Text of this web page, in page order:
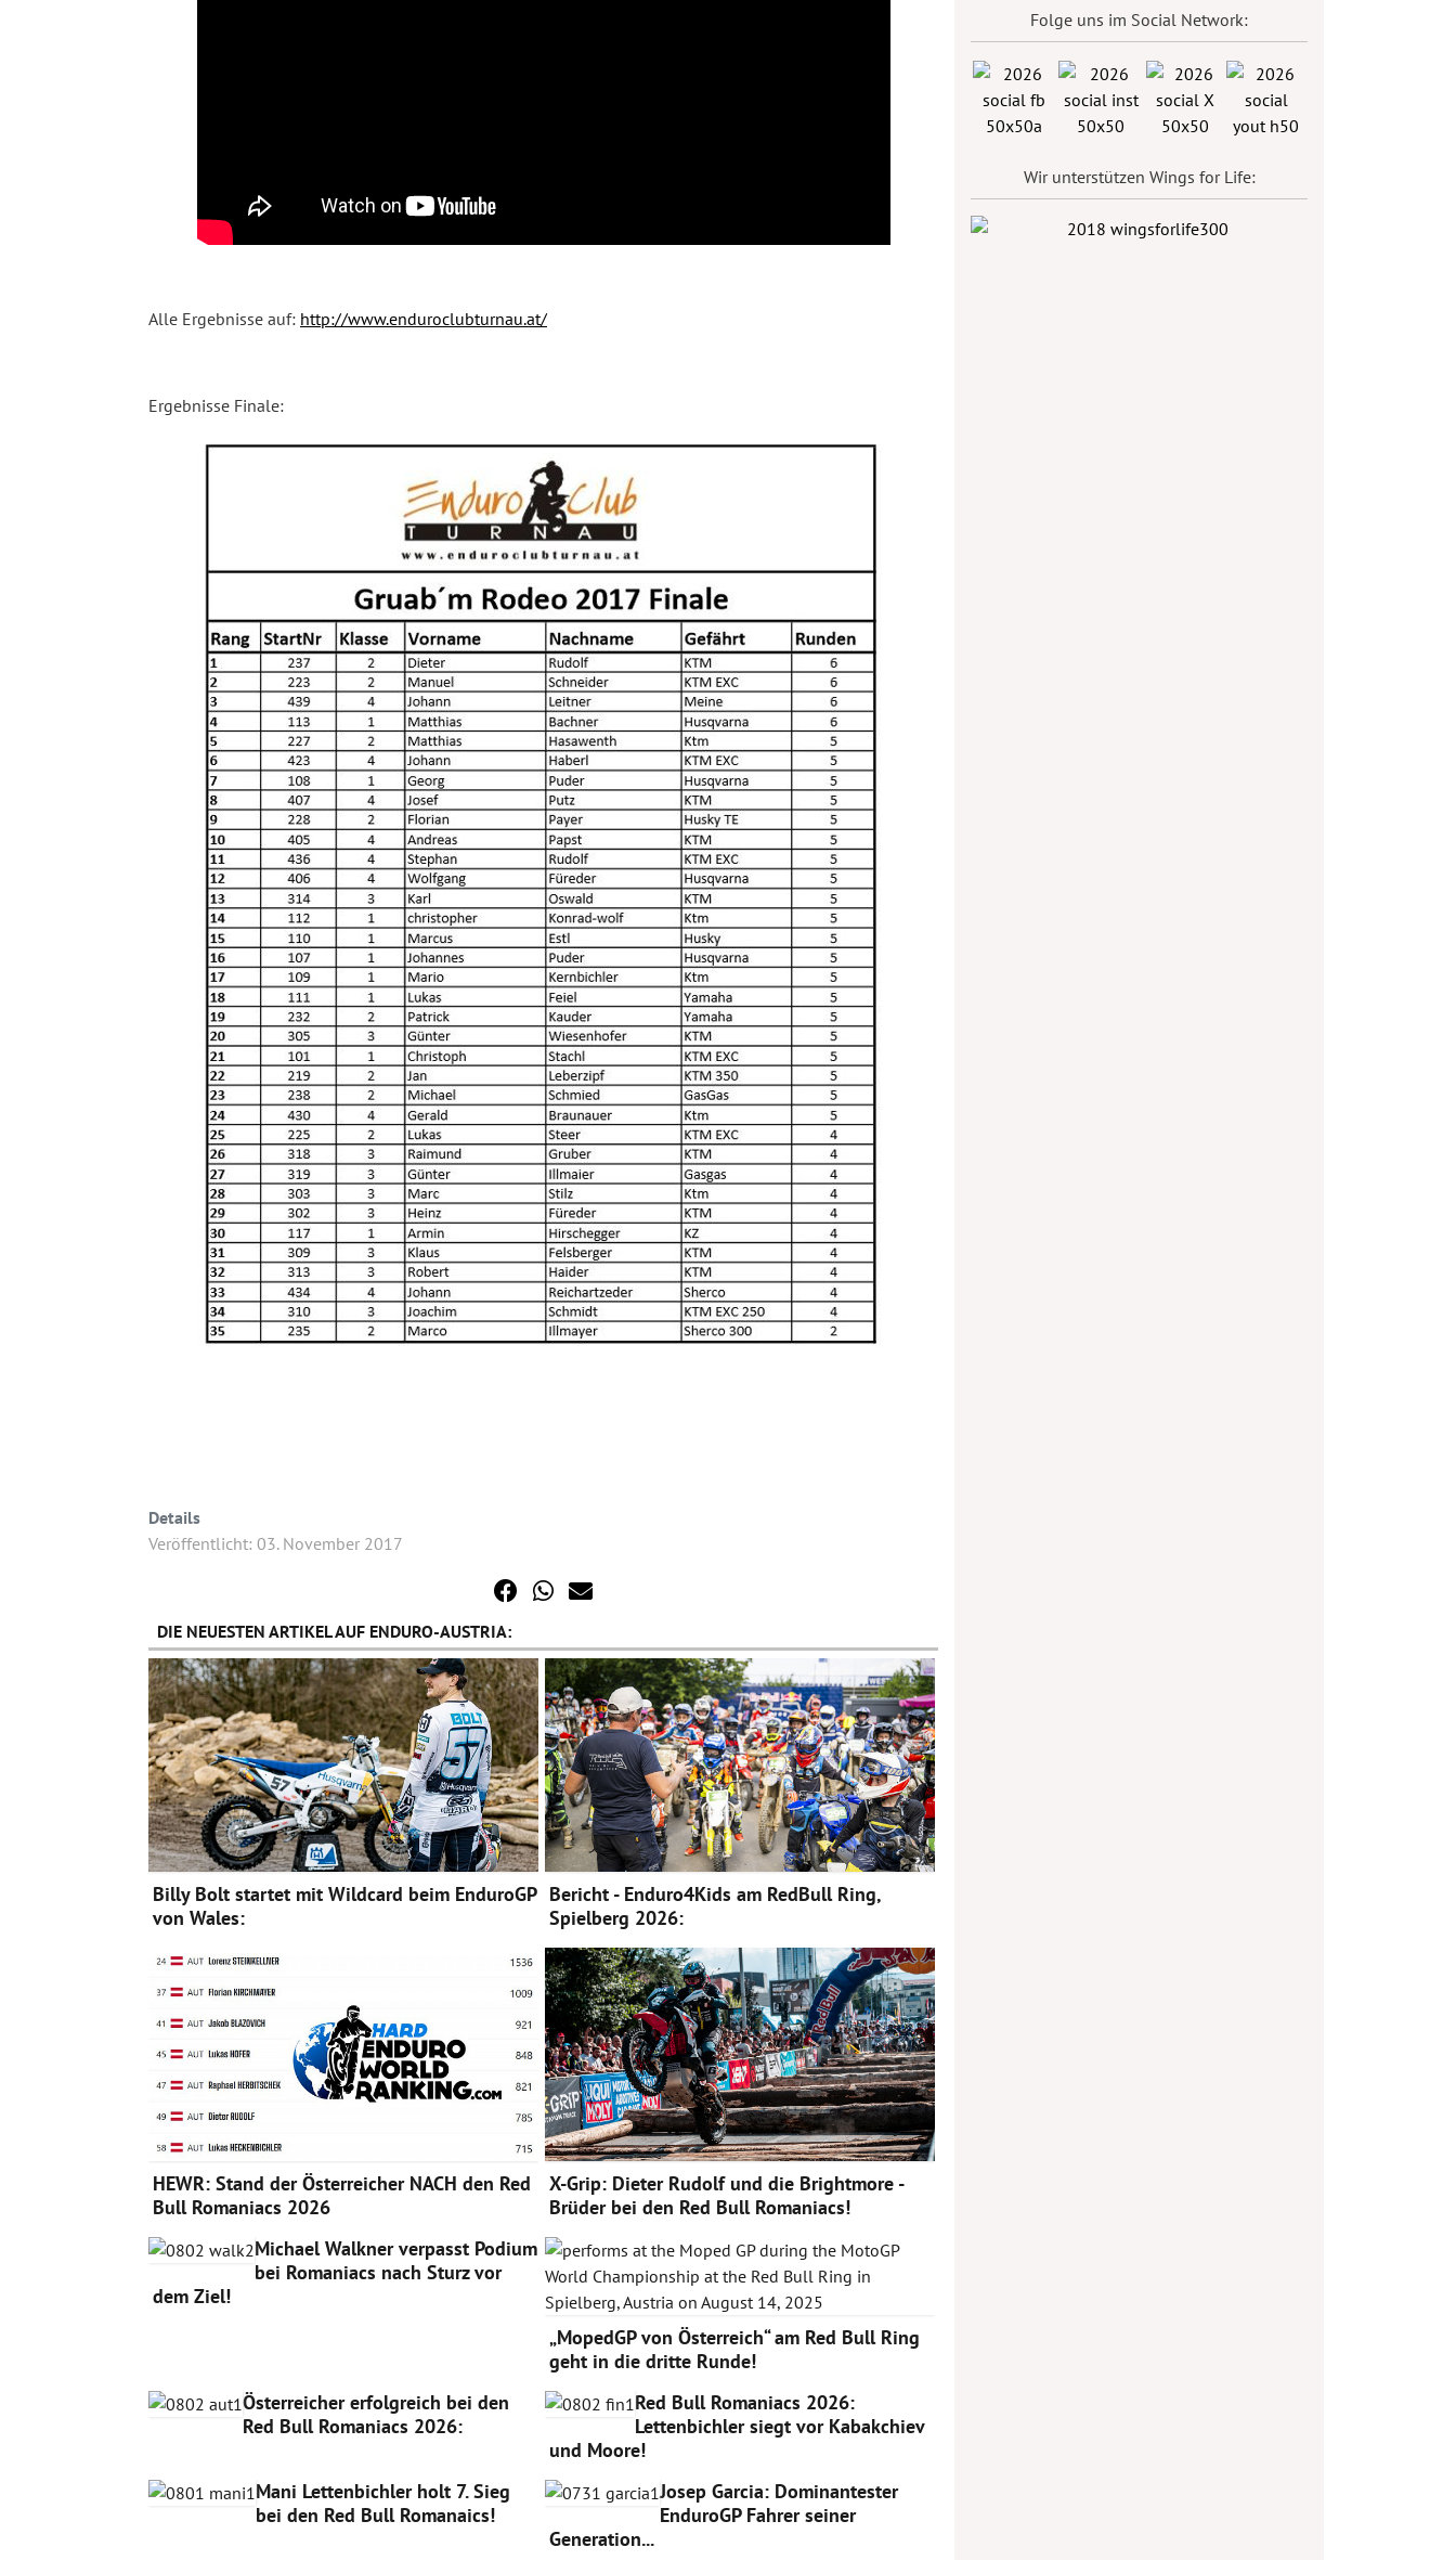
Alle Ergebnisse auf: http://www.enduroclubturnau.at/
Ergebnisse Finale:
Details
Veröffentlicht: 03. November 2017
DIE NEUESTEN ARTIKEL AUF ENDURO-AUSTRIA:
Billy Bolt startet mit Wildcard beim EnduroGP
von Wales:
Bericht - Enduro4Kids am RedBull Ring,
Spielberg 2026:
HEWR: Stand der Österreicher NACH den Red
Bull Romaniacs 2026
X-Grip: Dieter Rudolf und die Brightmore -
Brüder bei den Red Bull Romaniacs!
Michael Walkner verpasst Podium
bei Romaniacs nach Sturz vor
dem Ziel!
„MopedGP von Österreich“ am Red Bull Ring
geht in die dritte Runde!
Österreicher erfolgreich bei den
Red Bull Romaniacs 2026:
Red Bull Romaniacs 2026:
Lettenbichler siegt vor Kabakchiev
und Moore!
Mani Lettenbichler holt 7. Sieg
bei den Red Bull Romanaics!
Josep Garcia: Dominantester
EnduroGP Fahrer seiner
Generation...
Folge uns im Social Network:
Wir unterstützen Wings for Life: